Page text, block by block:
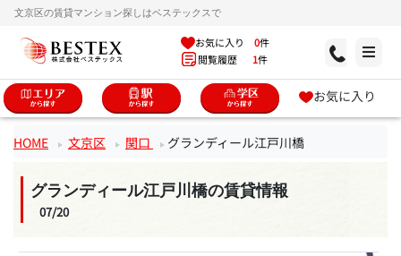
文京区の賃貸マンション探しはベステックスで
お気に入り 0件
閲覧履歴 1件
お気に入り
HOME 文京区 関口 グランディール江戸川橋
グランディール江戸川橋の賃貸情報
07/20